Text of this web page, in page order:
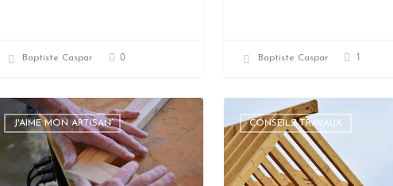
Baptiste Caspar 0 Baptiste Caspar 1
J'AIME MON ARTISAN CONSEILS TRAVAUX